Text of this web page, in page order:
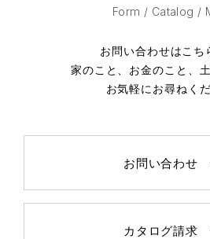
Form / Catalog /
お問い合わせはこち
家のこと、お金のこと、
お気軽にお尋ねくだ
お問い合わせ
カタログ請求